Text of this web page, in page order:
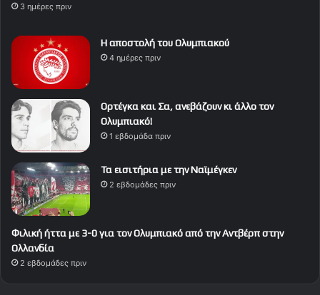
3 ημέρες πριν
Η αποστολή του Ολυμπιακού
4 ημέρες πριν
Ορτέγκα και Σα, ανεβάζουν κι άλλο τον
Ολυμπιακό!
1 εβδομάδα πριν
Τα εισιτήρια με την Ναϊμέγκεν
2 εβδομάδες πριν
Φιλική ήττα με 3-0 για τον Ολυμπιακό από την Αντβέρπ στην
Ολλανδία
2 εβδομάδες πριν